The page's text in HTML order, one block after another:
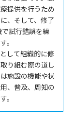
提供を行うため
、そして、修了
試行錯誤を繰
。
して組織的に修
り組む際の道し
施設の機能や状
、普及、周知の
。